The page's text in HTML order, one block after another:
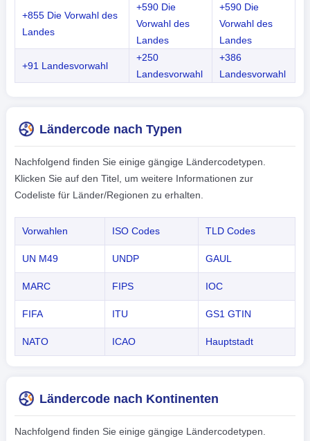
+855 Die Vorwahl des
Landes
+590 Die
Vorwahl des
Landes
+590 Die
Vorwahl des
Landes
+91 Landesvorwahl
+250
Landesvorwahl
+386
Landesvorwahl
Ländercode nach Typen
Nachfolgend finden Sie einige gängige Ländercodetypen.
Klicken Sie auf den Titel, um weitere Informationen zur
Codeliste für Länder/Regionen zu erhalten.
Vorwahlen ISO Codes TLD Codes
UN M49 UNDP GAUL
MARC FIPS IOC
FIFA ITU GS1 GTIN
NATO ICAO Hauptstadt
Ländercode nach Kontinenten
Nachfolgend finden Sie einige gängige Ländercodetypen.